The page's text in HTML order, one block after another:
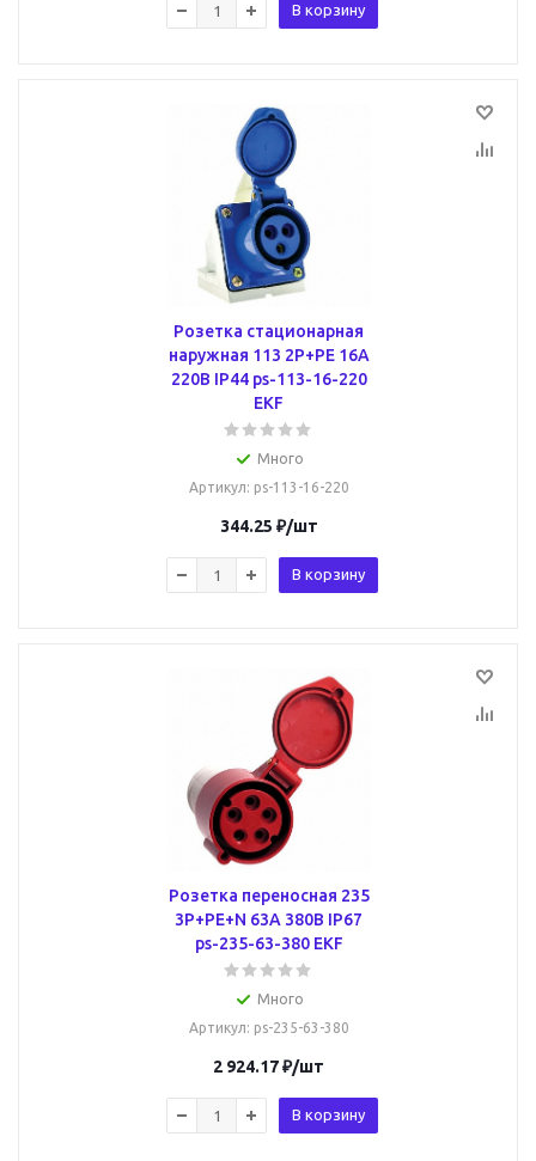
В корзину
Розетка стационарная
наружная 113 2Р+РЕ 16А
220В IP44 ps-113-16-220
EKF
Много
Артикул: ps-113-16-220
344.25 ₽/шт
В корзину
Розетка переносная 235
3Р+РЕ+N 63А 380В IP67
ps-235-63-380 EKF
Много
Артикул: ps-235-63-380
2 924.17₽/шт
В корзину